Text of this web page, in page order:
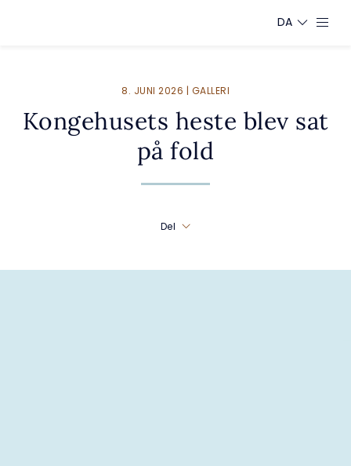
DA
8. JUNI 2026 | GALLERI
Kongehusets heste blev sat
på fold
Del